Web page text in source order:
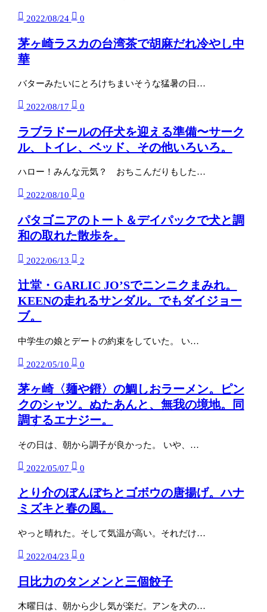
2022/08/24 0
茅ヶ崎ラスカの台湾茶で胡麻だれ冷やし中
華
バターみたいにとろけちまいそうな猛暑の日…
2022/08/17 0
ラブラドールの仔犬を迎える準備〜サーク
ル、トイレ、ベッド、その他いろいろ。
ハロー！みんな元気？ おちこんだりもした…
2022/08/10 0
パタゴニアのトート＆デイパックで犬と調
和の取れた散歩を。
2022/06/13 2
辻堂・GARLIC JO’Sでニンニクまみれ。
KEENの走れるサンダル。でもダイジョー
ブ。
中学生の娘とデートの約束をしていた。 い…
2022/05/10 0
茅ヶ崎〈麺や鐙〉の鯛しおラーメン。ピン
クのシャツ。ぬたあんと、無我の境地。同
調するエナジー。
その日は、朝から調子が良かった。 いや、…
2022/05/07 0
とり介のぼんぼちとゴボウの唐揚げ。ハナ
ミズキと春の風。
やっと晴れた。そして気温が高い。それだけ…
2022/04/23 0
日比力のタンメンと三個餃子
木曜日は、朝から少し気が楽だ。アンを犬の…